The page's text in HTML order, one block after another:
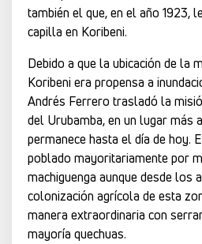
también el que, en el año 1923,
capilla en Koribeni.
Debido a que la ubicación de la
Koribeni era propensa a
Andrés Ferrero trasladó la
del Urubamba, en un lugar más
permanece hasta el día de hoy.
poblado mayoritariamente por
machiguenga aunque desde los
colonización agrícola de esta
manera extraordinaria con
mayoría quechuas.